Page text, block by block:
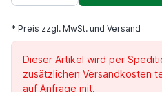
* Preis zzgl. MwSt. und Versand
Dieser Artikel wird per
zusätzlichen Versandkosten
auf Anfrage mit.